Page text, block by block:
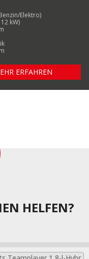
Elektro)
kW)
ERFAHREN
HELFEN?